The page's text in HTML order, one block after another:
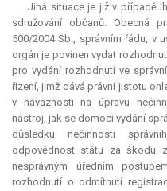
Jiná situace je již v případě
sdružování občanů. Obecná
500/2004 Sb., správním řádu, v
orgán je povinen vydat
pro vydání rozhodnutí ve
řízení, jimž dává právní jistotu
v návaznosti na úpravu
nástroj, jak se domoci vydání
důsledku nečinnosti
odpovědnost státu za škodu
nesprávným úředním
rozhodnutí o odmítnutí